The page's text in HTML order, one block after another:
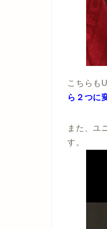
こちらも
ら２つに
また、ユ
す。